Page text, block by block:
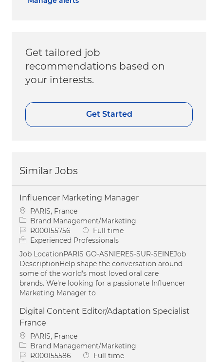
Get tailored job
recommendations based on
your interests.
Get Started
Similar Jobs
Influencer Marketing Manager
Location
PARIS, France
Category
Brand Management/Marketing
Job IdR000155756 Job Type
Full time
Experienced Professionals
Job LocationPARIS GO-ASNIERES-SUR-SEINEJob
DescriptionHelp shape the conversation around
some of the world's most loved oral care
brands. We're looking for a passionate Influencer
Marketing Manager to
Digital Content Editor/Adaptation Specialist
France
Location
PARIS, France
Category
Brand Management/Marketing
Job IdR000155586 Job Type
Full time